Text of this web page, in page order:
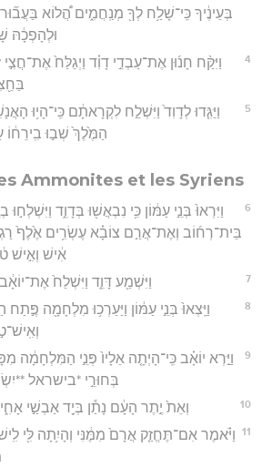
בְּעֵינֶ֔יךָ כִּֽי־שָׁלַ֥ח לְךָ֖ מְנַֽחֲמִ֑ים הֲ֠לוֹא
וּלְהָפְכָ֔הּ
4
וַיִּקַּ֨ח חָנ֜וּן אֶת־עַבְדֵ֣י דָוִ֗ד וַיְגַלַּח֙
5
וַיַּגִּ֤דוּ לְדָוִד֙ וַיִּשְׁלַ֣ח לִקְרָאתָ֔ם כִּֽי־הָי֥וּ
הַמֶּ֙לֶךְ֙ שְׁב֣וּ בִֽירֵח֔וֹ
Ammonites et les Syriens
6
וַיִּרְאוּ֙ בְּנֵ֣י עַמּ֔וֹן כִּ֥י נִבְאֲשׁ֖וּ בְּדָוִ֑ד וַיִּשְׁלְח֣וּ
בֵּית־רְח֜וֹב וְאֶת־אֲרַ֣ם צוֹבָ֗א עֶשְׂרִ֥ים אֶ֙לֶף֙
אִ֔ישׁ וְאִ֣ישׁ
7 וַיִּשְׁמַ֖ע דָּוִ֑ד וַיִּשְׁלַח֙
8
וַיֵּֽצְאוּ֙ בְּנֵ֣י עַמּ֔וֹן וַיַּעַרְכ֥וּ מִלְחָמָ֖ה
9
וַיַּ֣רְא יוֹאָ֗ב כִּֽי־הָיְתָ֤ה אֵלָיו֙ פְּנֵ֣י הַמִּלְחָמָ֔ה
בְּחוּרֵ֣י *בישראל
10 וְאֵת֙ יֶ֣תֶר הָעָ֔ם נָתַ֕ן בְּיַ֖ד אַבְשַׁ֣י
11
וַיֹּ֗אמֶר אִם־תֶּחֱזַ֤ק אֲרָם֙ מִמֶּ֔נִּי וְהָיִ֥תָה לִּ֖י